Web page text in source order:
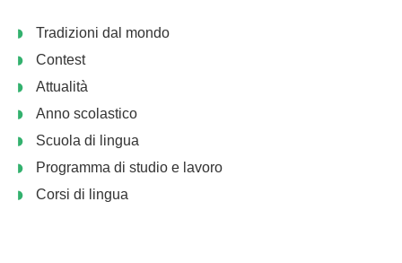
Tradizioni dal mondo
Contest
Attualità
Anno scolastico
Scuola di lingua
Programma di studio e lavoro
Corsi di lingua